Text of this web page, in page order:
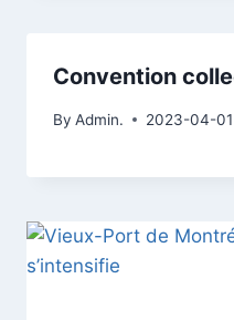
Convention
By Admin. 2023-04-01